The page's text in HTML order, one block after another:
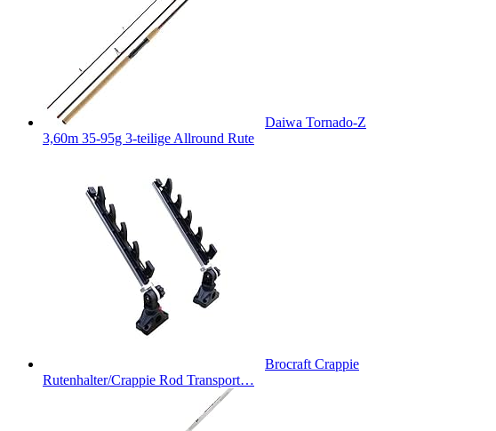
Daiwa Tornado-Z
3,60m 35-95g 3-teilige Allround Rute
Brocraft Crappie
Rutenhalter/Crappie Rod Transport…